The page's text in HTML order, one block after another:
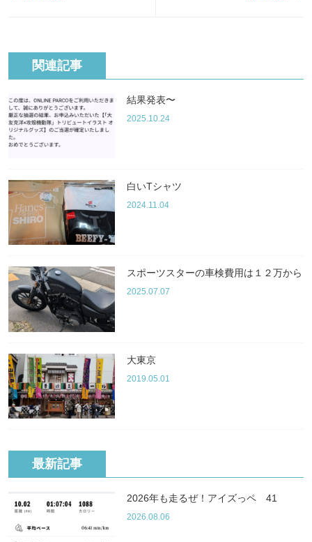
関連記事
結果発表〜
2025.10.24
白いTシャツ
2024.11.04
スポーツスターの車検費用は１２万から
2025.07.07
大東京
2019.05.01
最新記事
2026年も走るぜ！アイズっペ 41
2026.08.06